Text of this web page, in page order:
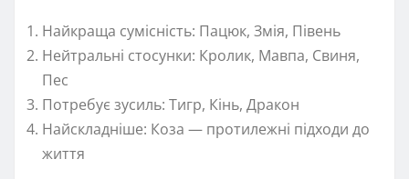
Найкраща сумісність: Пацюк, Змія, Півень
Нейтральні стосунки: Кролик, Мавпа, Свиня,
Пес
Потребує зусиль: Тигр, Кінь, Дракон
Найскладніше: Коза — протилежні підходи до
життя